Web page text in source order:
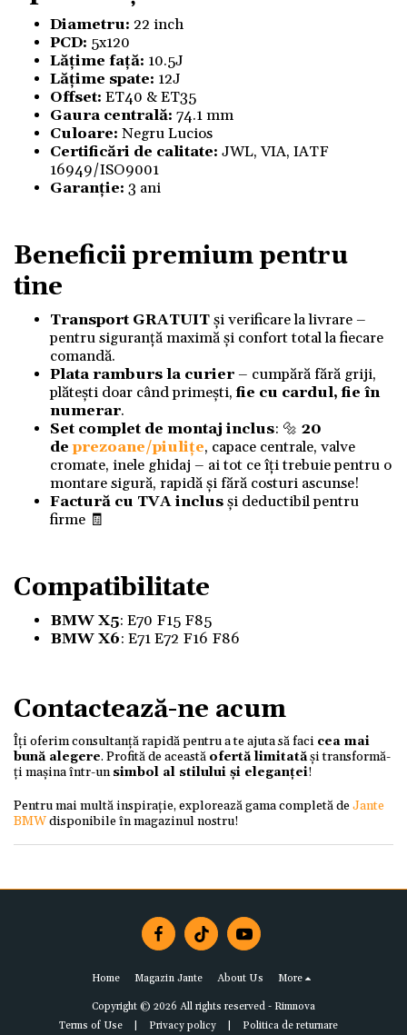
Diametru: 22 inch
PCD: 5x120
Lățime față: 10.5J
Lățime spate: 12J
Offset: ET40 & ET35
Gaura centrală: 74.1 mm
Culoare: Negru Lucios
Certificări de calitate: JWL, VIA, IATF
16949/ISO9001
Garanție: 3 ani
Beneficii premium pentru
tine
Transport GRATUITși verificare la livrare –
pentru siguranță maximă și confort total la fiecare
comandă.
Plata ramburs la curier– cumpără fără griji,
plătești doar când primești,fie cu cardul, fie în
numerar.
Set complet de montaj inclus: 🔩 20
deprezoane/piulițe, capace centrale, valve
cromate, inele ghidaj – ai tot ce îți trebuie pentru o
montare sigură, rapidă și fără costuri ascunse!
Factură cu TVA inclusși deductibil pentru
firme 🧾
Compatibilitate
BMW X5: E70 F15 F85
BMW X6: E71 E72 F16 F86
Contactează-ne acum
Îți oferim consultanță rapidă pentru a te ajuta să faci cea mai
bună alegere. Profită de această ofertă limitatăși transformă-
ți mașina într-unsimbol al stilului și eleganței!
Pentru mai multă inspirație, explorează gama completă deJante
BMWdisponibile în magazinul nostru!
Home Magazin Jante About Us More
Copyright © 2026 All rights reserved - Rimnova
Terms of Use| Privacy policy| Politica de returnare